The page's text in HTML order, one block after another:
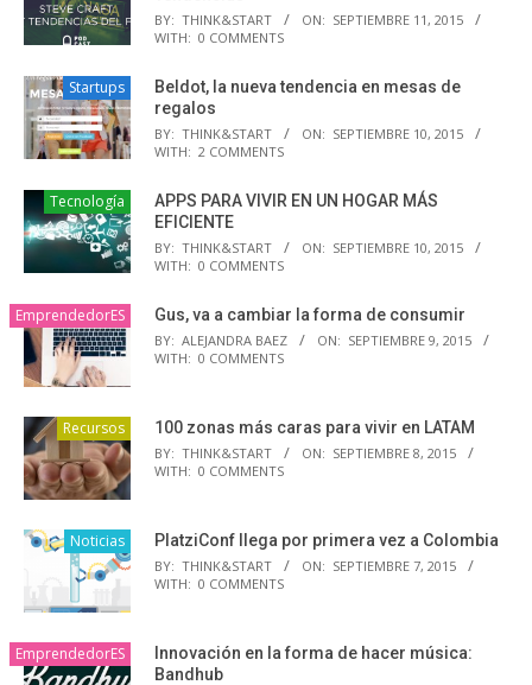
BY: THINK&START ON: SEPTIEMBRE 11, 2015
WITH: 0 COMMENTS
Startups
Beldot, la nueva tendencia en mesas de
regalos
BY: THINK&START ON: SEPTIEMBRE 10, 2015
WITH: 2 COMMENTS
Tecnología
APPS PARA VIVIR EN UN HOGAR MÁS
EFICIENTE
BY: THINK&START ON: SEPTIEMBRE 10, 2015
WITH: 0 COMMENTS
EmprendedorES Gus, va a cambiar la forma de consumir
BY: ALEJANDRA BAEZ ON: SEPTIEMBRE 9, 2015
WITH: 0 COMMENTS
Recursos 100 zonas más caras para vivir en LATAM
BY: THINK&START ON: SEPTIEMBRE 8, 2015
WITH: 0 COMMENTS
Noticias PlatziConf llega por primera vez a Colombia
BY: THINK&START ON: SEPTIEMBRE 7, 2015
WITH: 0 COMMENTS
EmprendedorES
Innovación en la forma de hacer música:
Bandhub